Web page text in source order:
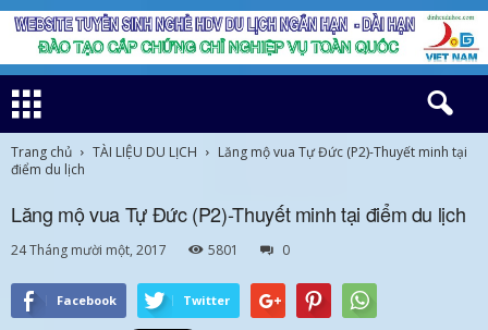
Trang chủ TÀI LIỆU DU LỊCH
Lăng mộ vua Tự Đức (P2)-Thuyết minh tại
điểm du lịch
Lăng mộ vua Tự Đức (P2)-Thuyết minh tại điểm du lịch
24 Tháng mười một, 2017 5801 0
Facebook Twitter